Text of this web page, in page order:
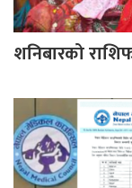
शनिबारको